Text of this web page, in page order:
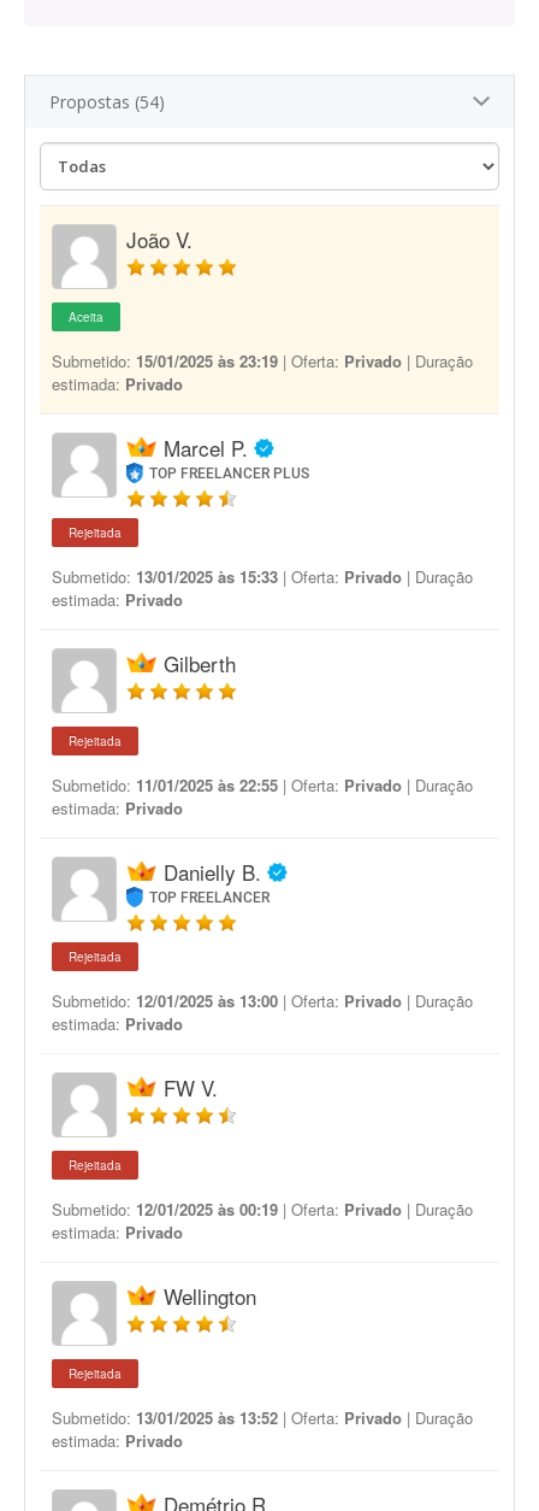
Propostas (54)
João V.
Aceita
Submetido: 15/01/2025 às 23:19 | Oferta: Privado | Duração
estimada: Privado
Marcel P.
TOP FREELANCER PLUS
Rejeitada
Submetido: 13/01/2025 às 15:33 | Oferta: Privado | Duração
estimada: Privado
Gilberth
Rejeitada
Submetido: 11/01/2025 às 22:55 | Oferta: Privado | Duração
estimada: Privado
Danielly B.
TOP FREELANCER
Rejeitada
Submetido: 12/01/2025 às 13:00 | Oferta: Privado | Duração
estimada: Privado
FW V.
Rejeitada
Submetido: 12/01/2025 às 00:19 | Oferta: Privado | Duração
estimada: Privado
Wellington
Rejeitada
Submetido: 13/01/2025 às 13:52 | Oferta: Privado | Duração
estimada: Privado
Demétrio R.